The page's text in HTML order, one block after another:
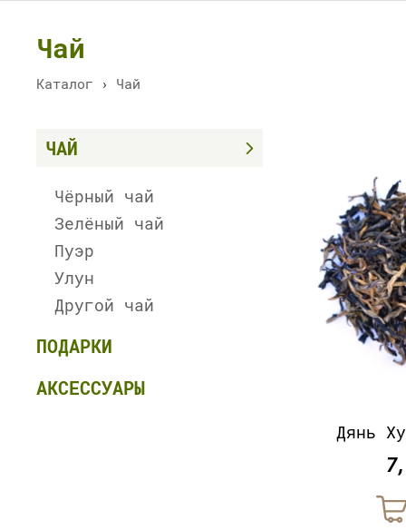
Чай
Каталог › Чай
ЧАЙ
Чёрный чай
Зелёный чай
Пуэр
Улун
Другой чай
ПОДАРКИ
АКСЕССУАРЫ
Дянь